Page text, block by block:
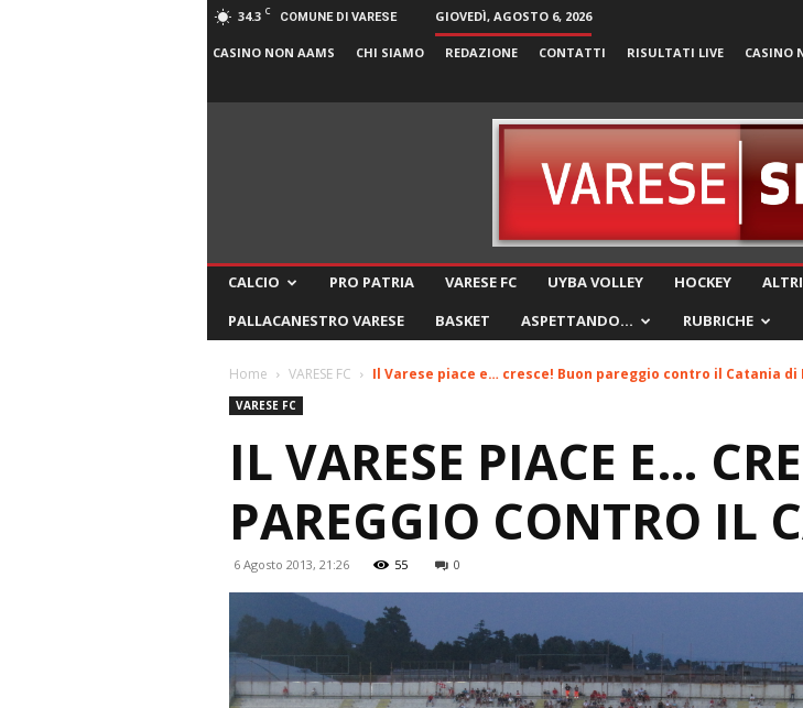
34.3 C COMUNE DI VARESE GIOVEDÌ, AGOSTO 6, 2026
CASINO NON AAMS CHI SIAMO REDAZIONE CONTATTI RISULTATI LIVE CASINO
CALCIO PRO PATRIA VARESE FC UYBA VOLLEY HOCKEY
PALLACANESTRO VARESE
BASKET ASPETTANDO… RUBRICHE
Home VARESE FC Il Varese piace e… cresce! Buon pareggio contro il Catania di
VARESE FC
IL VARESE PIACE E…
PAREGGIO CONTRO IL
6 Agosto 2013, 21:26 55 0